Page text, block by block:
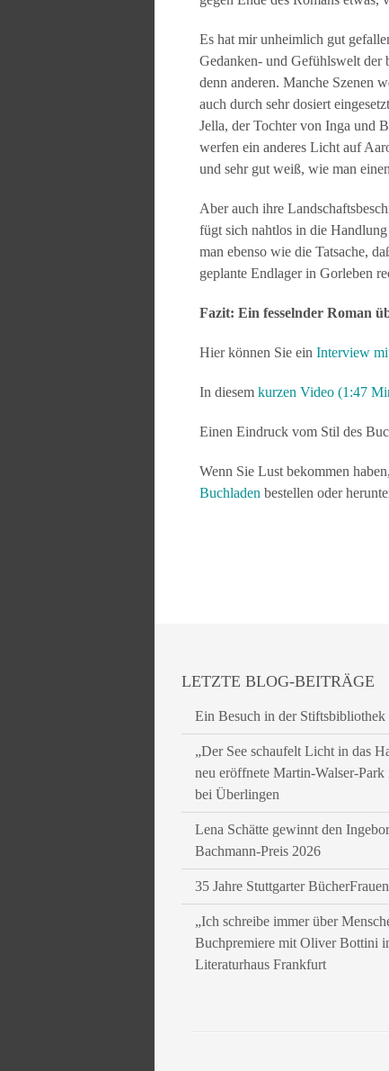
Es hat mir unheimlich gut
Gedanken- und Gefühlswelt der
denn anderen. Manche Szenen
auch durch sehr dosiert
Jella, der Tochter von Inga und
werfen ein anderes Licht auf
und sehr gut weiß, wie man
Aber auch ihre
fügt sich nahtlos in die
man ebenso wie die Tatsache,
geplante Endlager in Gorleben
Fazit: Ein fesselnder Roman
Hier können Sie ein Interview
In diesem kurzen Video (1:47
Einen Eindruck vom Stil des
Wenn Sie Lust bekommen
Buchladen bestellen oder
LETZTE BLOG-BEITRÄGE
Ein Besuch in der Stiftsbibliothek
„Der See schaufelt Licht in das
neu eröffnete Martin-Walser-
bei Überlingen
Lena Schätte gewinnt den
Bachmann-Preis 2026
35 Jahre Stuttgarter BücherFrauen
„Ich schreibe immer über
Buchpremiere mit Oliver Bottini
Literaturhaus Frankfurt